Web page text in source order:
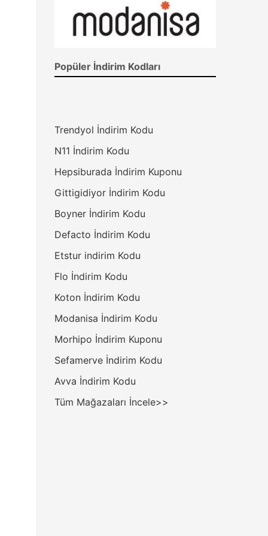
Popüler İndirim Kodları
Trendyol İndirim Kodu
N11 İndirim Kodu
Hepsiburada İndirim Kuponu
Gittigidiyor İndirim Kodu
Boyner İndirim Kodu
Defacto İndirim Kodu
Etstur indirim Kodu
Flo İndirim Kodu
Koton İndirim Kodu
Modanisa İndirim Kodu
Morhipo İndirim Kuponu
Sefamerve İndirim Kodu
Avva İndirim Kodu
Tüm Mağazaları İncele>>